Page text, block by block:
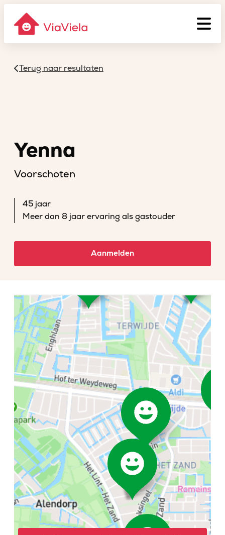
Terug naar resultaten
Yenna
Voorschoten
45 jaar
Meer dan 8 jaar ervaring als gastouder
Aanmelden